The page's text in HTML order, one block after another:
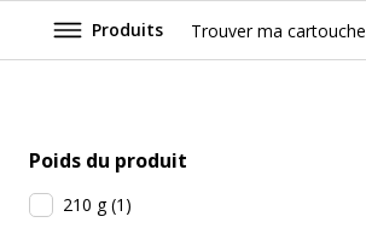
Produits Trouver ma cartouche
Poids du produit
210 g(1 )